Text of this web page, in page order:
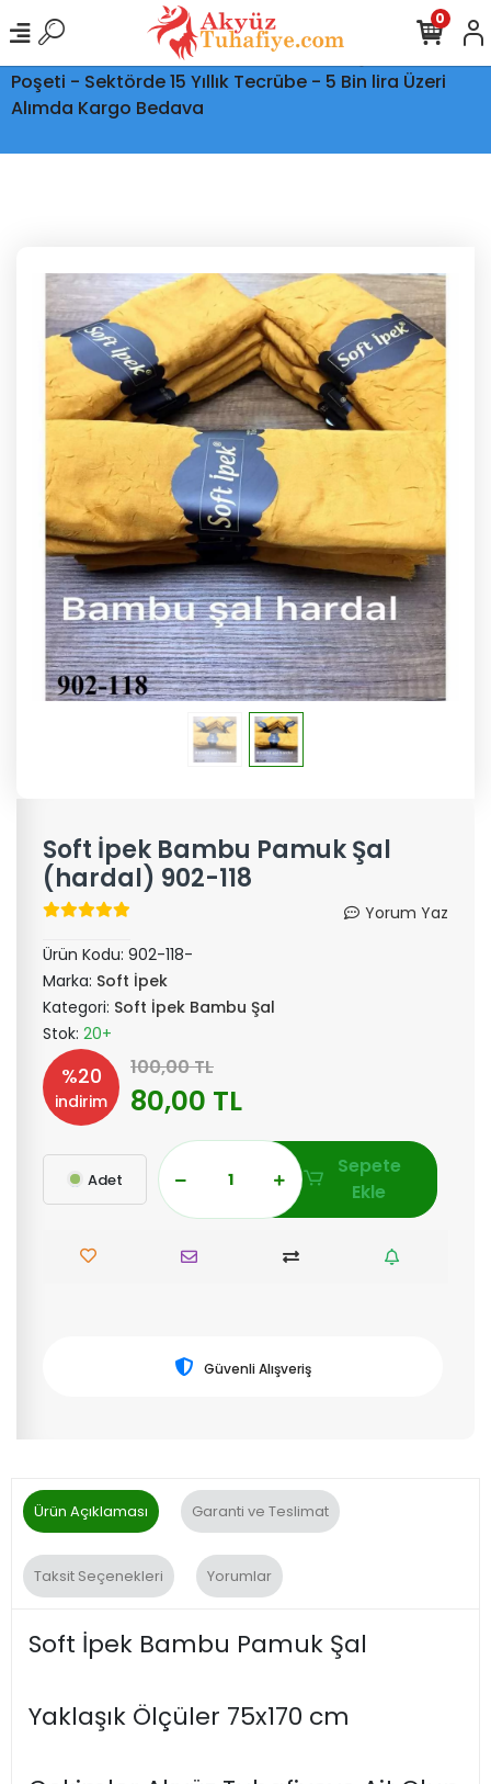
Ptt Kargo İle Tüm Türkiye'ye Teslimat - Şeffaf Kargo
Poşeti - Sektörde 15 Yıllık Tecrübe - 5 Bin lira Üzeri
Alımda Kargo Bedava
0
Soft İpek Bambu Pamuk Şal
(hardal) 902-118
Yorum Yaz
Ürün Kodu: 902-118-
Marka: Soft İpek
Kategori: Soft İpek Bambu Şal
Stok: 20+
%20
indirim
100,00 TL
80,00 TL
Adet
Sepete
Ekle
Güvenli Alışveriş
Ürün Açıklaması Garanti ve Teslimat
Taksit Seçenekleri Yorumlar
Soft İpek Bambu Pamuk Şal
Yaklaşık Ölçüler 75x170 cm